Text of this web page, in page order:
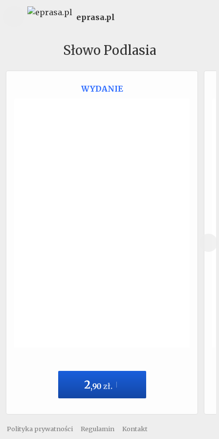
eprasa.pl
Słowo Podlasia
WYDANIE
2,90 zł.
Polityka prywatności Regulamin Kontakt